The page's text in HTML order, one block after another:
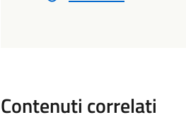
Contenuti correlati